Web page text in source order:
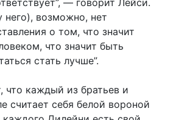
него), возможно, нет
о том, что значит
что значит быть
стать лучше”.
что каждый из братьев и
считает себя белой вороной